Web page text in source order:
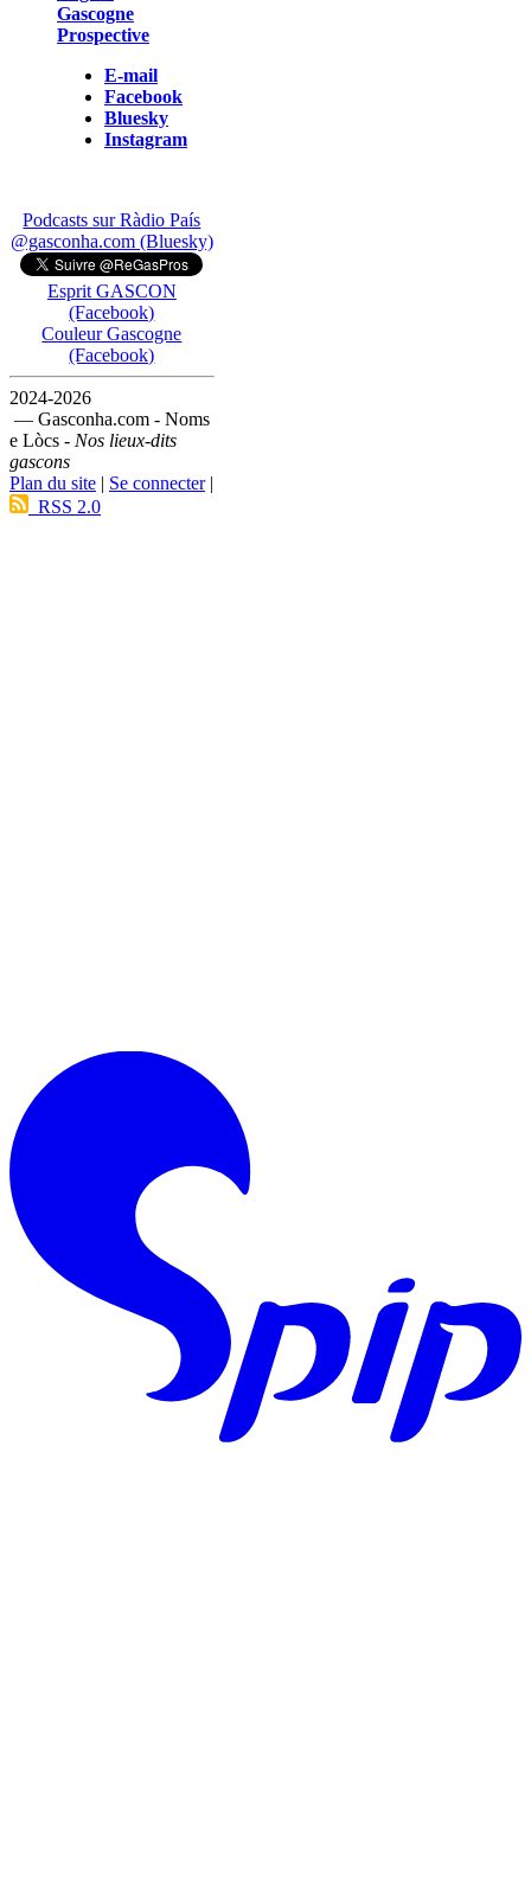
Gascogne
Prospective
E-mail
Facebook
Bluesky
Instagram
Podcasts sur Ràdio País
@gasconha.com (Bluesky)
Esprit GASCON
(Facebook)
Couleur Gascogne
(Facebook)
2024-2026
— Gasconha.com - Noms
e Lòcs - Nos lieux-dits
gascons
Plan du site | Se connecter|
RSS 2.0